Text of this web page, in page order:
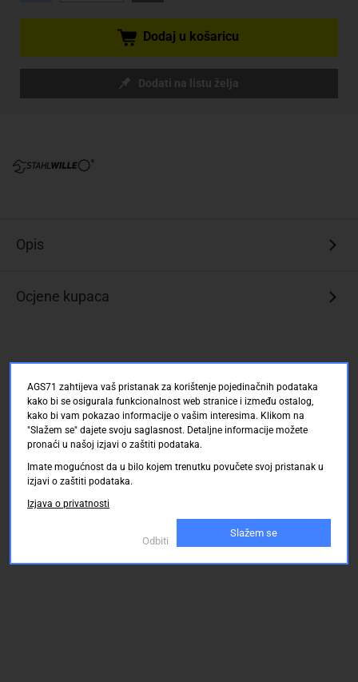
Dodaj u košaricu
Dodati na listu želja
Opis
Ocjene kupaca
AGS71 zahtijeva vaš pristanak za korištenje pojedinačnih podataka
kako bi se osigurala funkcionalnost web stranice i između ostalog,
kako bi vam pokazao informacije o vašim interesima. Klikom na
"Slažem se" dajete svoju saglasnost. Detaljne informacije možete
pronaći u našoj izjavi o zaštiti podataka.
Imate mogućnost da u bilo kojem trenutku povučete svoj pristanak u
izjavi o zaštiti podataka.
Izjava o privatnosti
Odbiti
Slažem se